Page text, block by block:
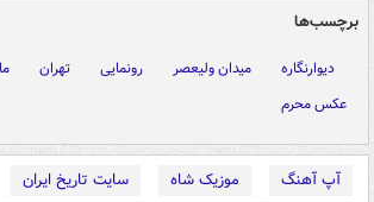
برچسب‌ها
دیوارنگاره میدان ولیعصر رونمایی تهران
عکس محرم
آپ آهنگ موزیک شاه
سایت تاریخ ایران